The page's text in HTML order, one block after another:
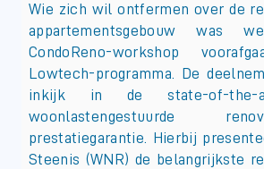
Wie zich wil ontfermen over de
appartementsgebouw was
CondoReno-workshop
Lowtech-programma. De
inkijk in de state-of-
woonlastengestuurde
prestatiegarantie. Hierbij
Steenis (WNR) de belangrijkste